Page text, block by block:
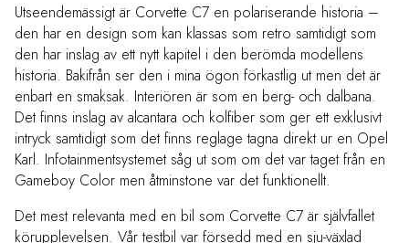
Utseendemässigt är Corvette C7 en polariserande historia –
den har en design som kan klassas som retro samtidigt som
den har inslag av ett nytt kapitel i den berömda modellens
historia. Bakifrån ser den i mina ögon förkastlig ut men det är
enbart en smaksak. Interiören är som en berg- och dalbana.
Det finns inslag av alcantara och kolfiber som ger ett exklusivt
intryck samtidigt som det finns reglage tagna direkt ur en Opel
Karl. Infotainmentsystemet såg ut som om det var taget från en
Gameboy Color men åtminstone var det funktionellt.
Det mest relevanta med en bil som Corvette C7 är självfallet
körupplevelsen. Vår testbil var försedd med en sju-växlad